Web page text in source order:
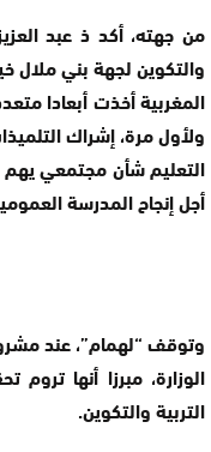
من جهته، أكد ذ عبد
والتكوين لجهة بني ملال
المغربية أخذت أبعادا
ولأول مرة، إشراك
التعليم شأن مجتمعي يهم
أجل إنجاح المدرسة
الوزارة، مبرزا أنها
التربية والتكوين.